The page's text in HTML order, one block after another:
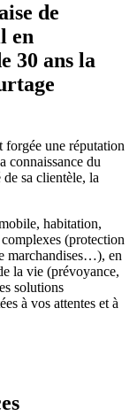
de
en
30 ans la
forgée une réputation
connaissance du
de sa clientèle, la
habitation,
(protection
marchandises…), en
la vie (prévoyance,
solutions
à vos attentes et à